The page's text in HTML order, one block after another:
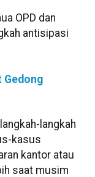
OPD dan
antisipasi
Gedong
langkah
kasus
kantor atau
saat musim